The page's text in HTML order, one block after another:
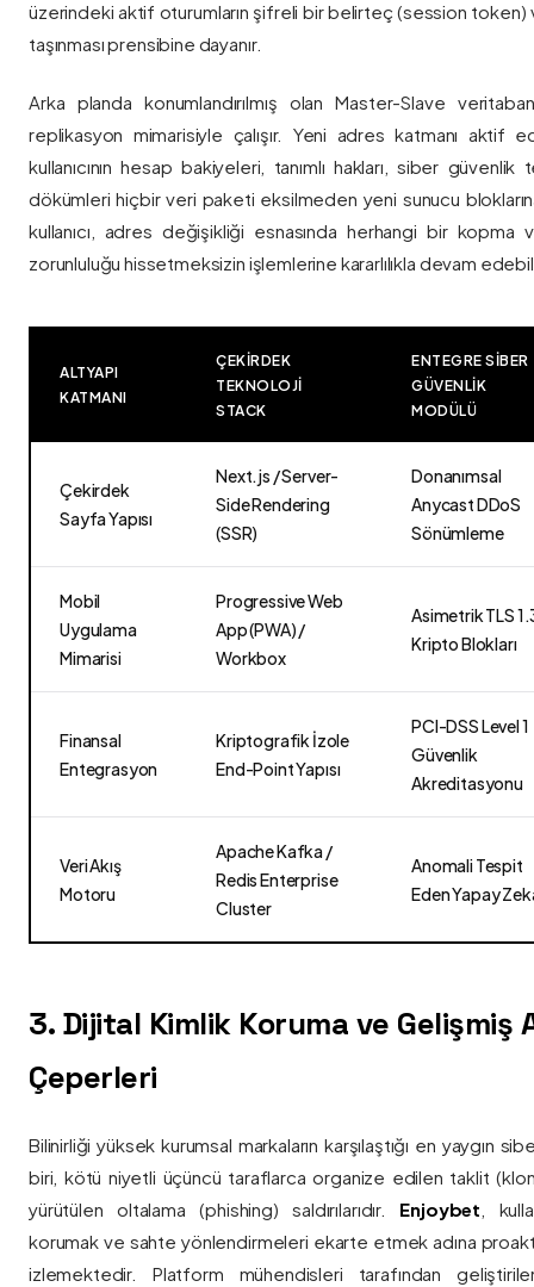
üzerindeki aktif oturumların şifreli bir belirteç (session token)
taşınması prensibine dayanır.
Arka planda konumlandırılmış olan Master-Slave
replikasyon mimarisiyle çalışır. Yeni adres katmanı aktif
kullanıcının hesap bakiyeleri, tanımlı hakları, siber
dökümleri hiçbir veri paketi eksilmeden yeni sunucu
kullanıcı, adres değişikliği esnasında herhangi bir
zorunluluğu hissetmeksizin işlemlerine kararlılıkla devam
ALTYAPI
KATMANI
ÇEKIRDEK
TEKNOLOJI
STACK
ENTEGRE SIBER
GÜVENLIK
MODÜLÜ
Çekirdek
Sayfa Yapısı
Next.js / Server-
Side Rendering
(SSR)
Donanımsal
Anycast DDoS
Sönümleme
Mobil
Uygulama
Mimarisi
Progressive Web
App (PWA) /
Workbox
Asimetrik TLS
Kripto Blokları
Finansal
Entegrasyon
Kriptografik İzole
End-Point Yapısı
PCI-DSS Level 1
Güvenlik
Akreditasyonu
Veri Akış
Motoru
Apache Kafka /
Redis Enterprise
Cluster
Anomali Tespit
Eden Yapay
3. Dijital Kimlik Koruma ve Gelişmiş
Çeperleri
Bilinirliği yüksek kurumsal markaların karşılaştığı en yaygın
biri, kötü niyetli üçüncü taraflarca organize edilen taklit
yürütülen oltalama (phishing) saldırılarıdır. Enjoybet ,
korumak ve sahte yönlendirmeleri ekarte etmek adına
izlemektedir. Platform mühendisleri tarafından